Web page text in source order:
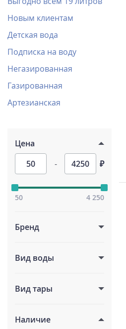
Новым клиентам
Детская вода
Подписка на воду
Негазированная
Газированная
Артезианская
Цена
-
₽
50 4 250
Бренд
Вид воды
Вид тары
Наличие